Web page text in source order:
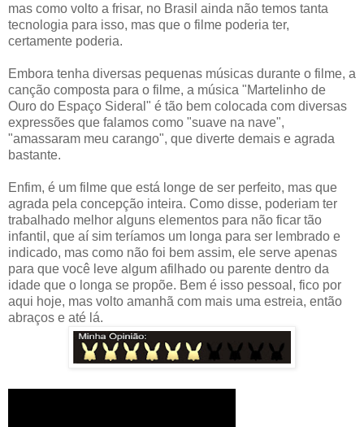
mas como volto a frisar, no Brasil ainda não temos tanta
tecnologia para isso, mas que o filme poderia ter,
certamente poderia.
Embora tenha diversas pequenas músicas durante o filme, a
canção composta para o filme, a música "Martelinho de
Ouro do Espaço Sideral" é tão bem colocada com diversas
expressões que falamos como "suave na nave",
"amassaram meu carango", que diverte demais e agrada
bastante.
Enfim, é um filme que está longe de ser perfeito, mas que
agrada pela concepção inteira. Como disse, poderiam ter
trabalhado melhor alguns elementos para não ficar tão
infantil, que aí sim teríamos um longa para ser lembrado e
indicado, mas como não foi bem assim, ele serve apenas
para que você leve algum afilhado ou parente dentro da
idade que o longa se propõe. Bem é isso pessoal, fico por
aqui hoje, mas volto amanhã com mais uma estreia, então
abraços e até lá.